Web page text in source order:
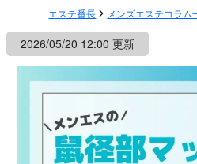
エステ番長 メンズエステコラム
2026/05/20 12:00 更新